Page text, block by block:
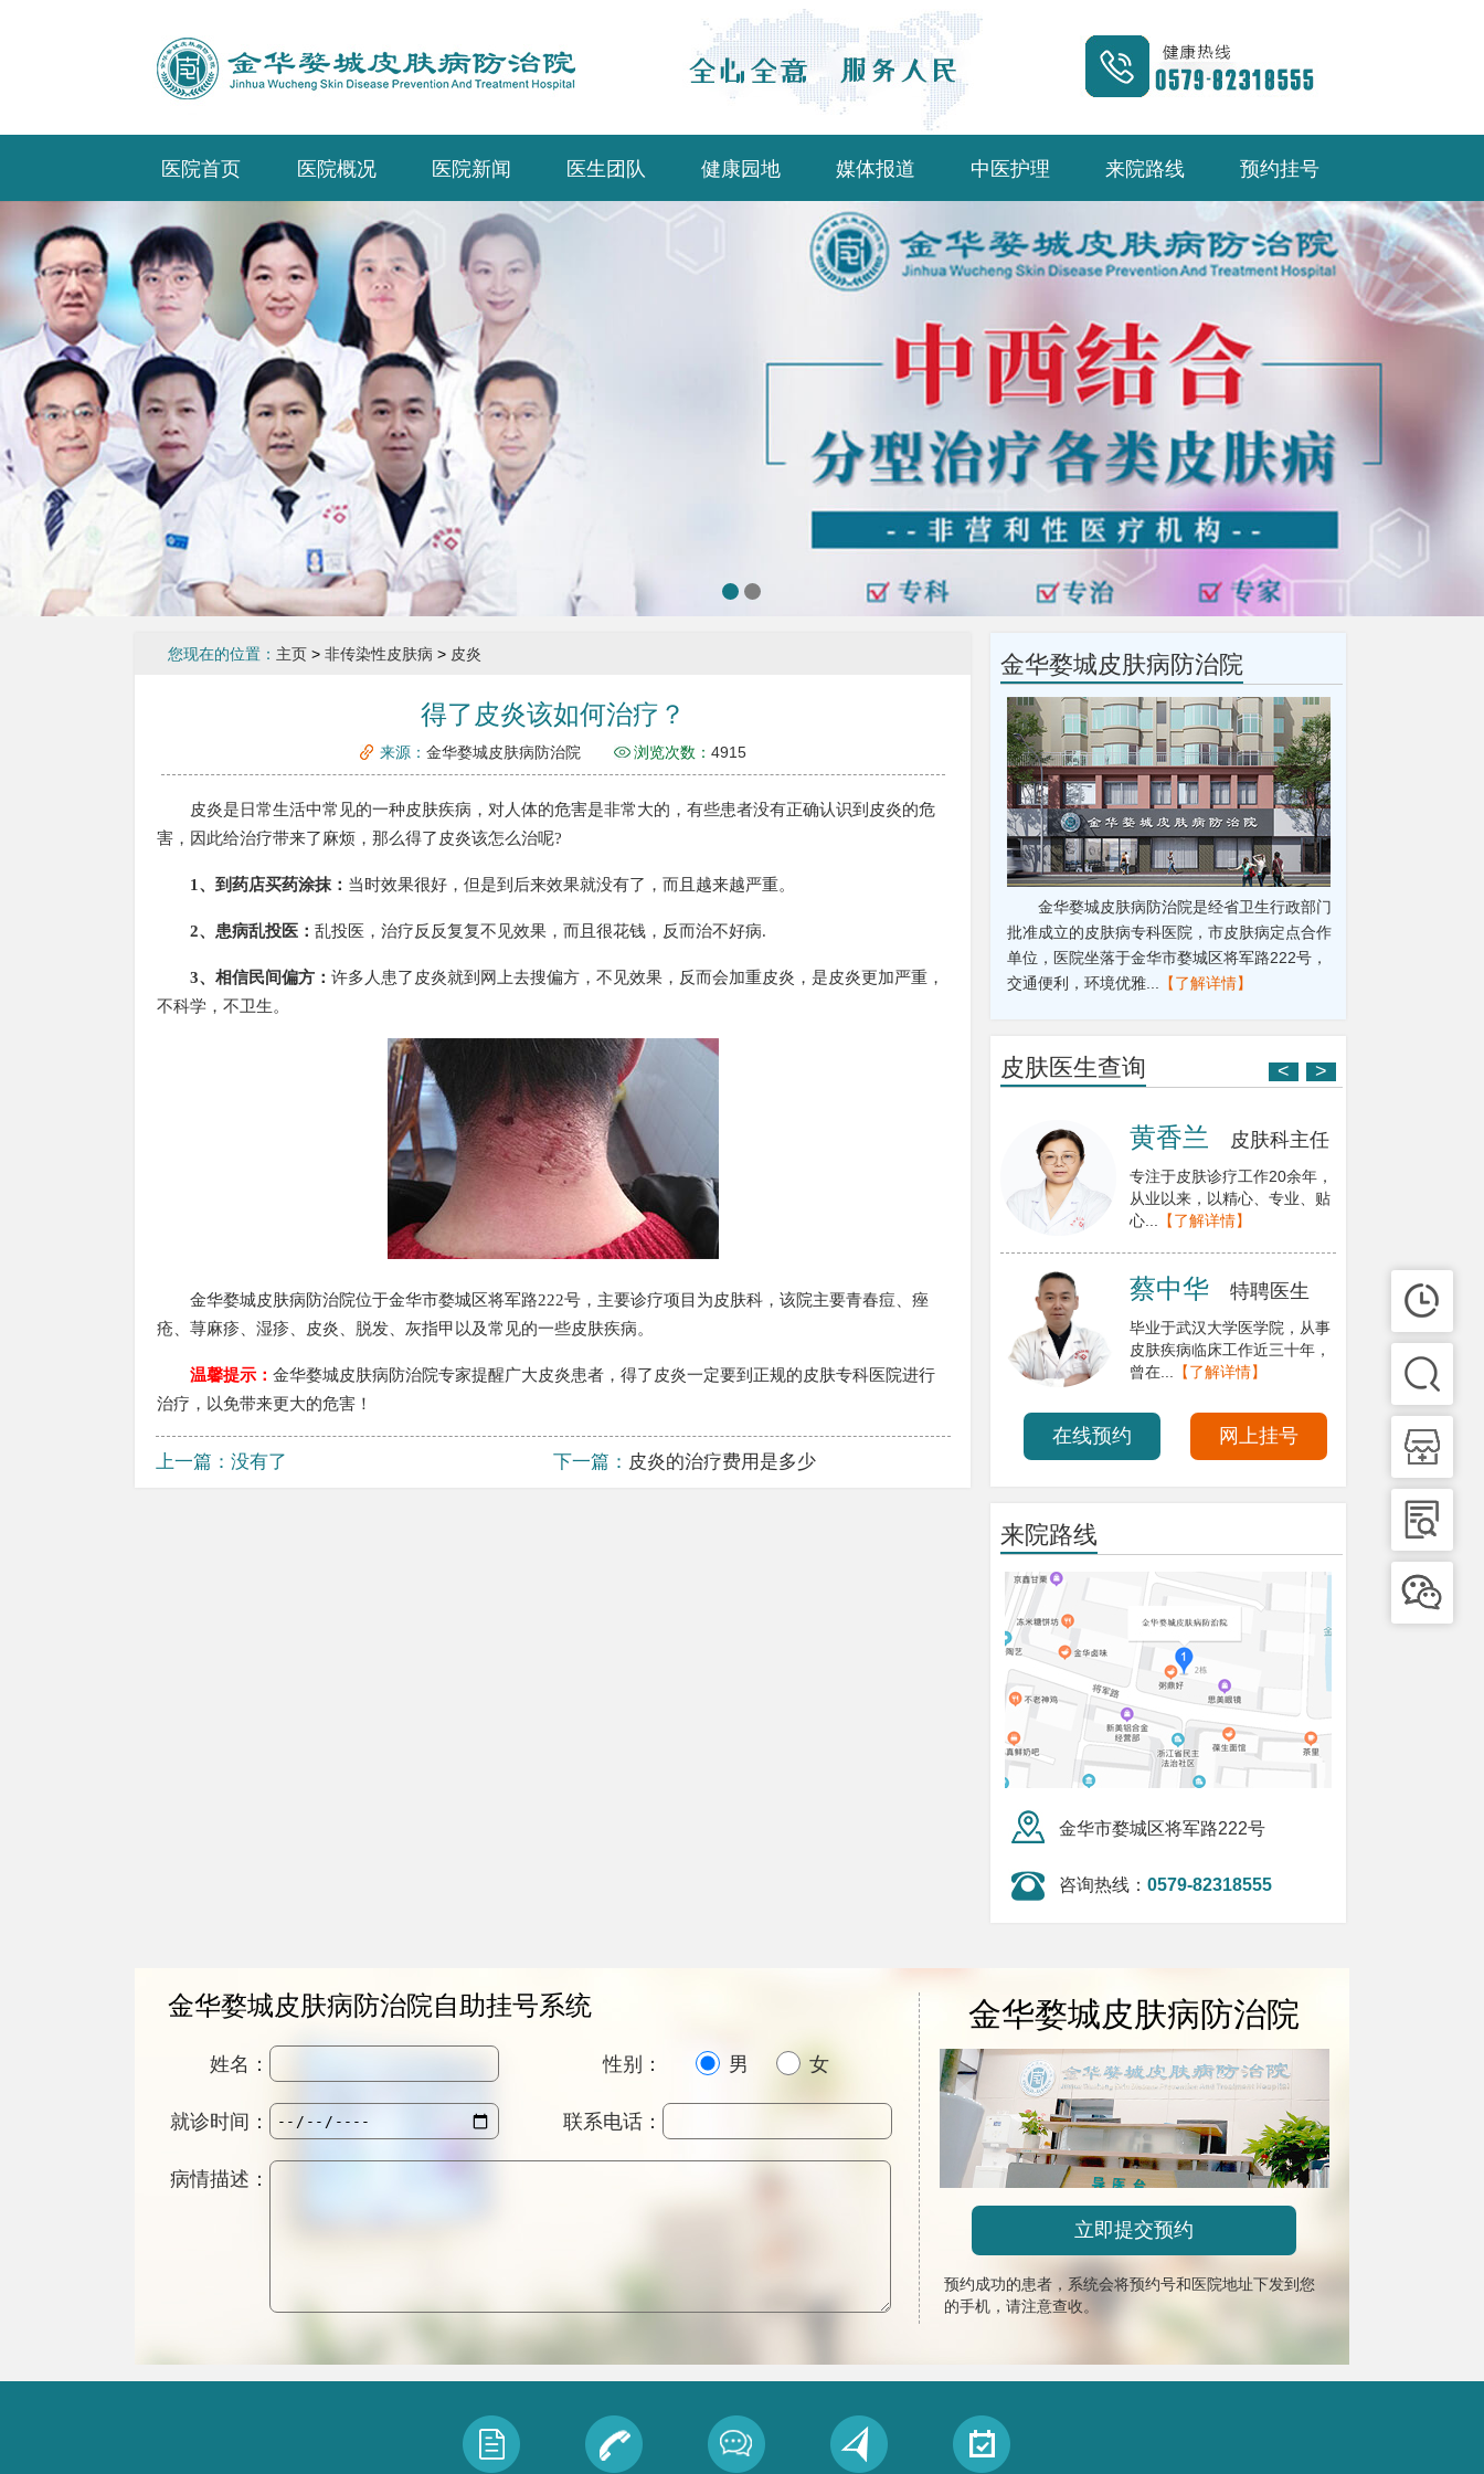
医院首页 医院概况 医院新闻 医生团队 健康园地 媒体报道 中医护理 来院路线 预约挂号
您现在的位置： 主页 > 非传染性皮肤病 > 皮炎
得了皮炎该如何治疗？
来源： 金华婺城皮肤病防治院 浏览次数： 4915
皮炎是日常生活中常见的一种皮肤疾病，对人体的危害是非常大的，有些患者没有正确认识到皮炎的危
害，因此给治疗带来了麻烦，那么得了皮炎该怎么治呢?
1、到药店买药涂抹： 当时效果很好，但是到后来效果就没有了，而且越来越严重。
2、患病乱投医： 乱投医，治疗反反复复不见效果，而且很花钱，反而治不好病.
3、相信民间偏方： 许多人患了皮炎就到网上去搜偏方，不见效果，反而会加重皮炎，是皮炎更加严重，
不科学，不卫生。
金华婺城皮肤病防治院位于金华市婺城区将军路222号，主要诊疗项目为皮肤科，该院主要青春痘、痤
疮、荨麻疹、湿疹、皮炎、脱发、灰指甲以及常见的一些皮肤疾病。
温馨提示： 金华婺城皮肤病防治院专家提醒广大皮炎患者，得了皮炎一定要到正规的皮肤专科医院进行
治疗，以免带来更大的危害！
上一篇：没有了 下一篇： 皮炎的治疗费用是多少
金华婺城皮肤病防治院
金华婺城皮肤病防治院是经省卫生行政部门
批准成立的皮肤病专科医院，市皮肤病定点合作
单位，医院坐落于金华市婺城区将军路222号，
交通便利，环境优雅...
【了解详情】
皮肤医生查询 >
<
熊志 皮肤科主任
疾...【了解详情】
黄香兰 皮肤科主任
专注于皮肤诊疗工作20余年，
从业以来，以精心、专业、贴
心...
【了解详情】
蔡中华 特聘医生
毕业于武汉大学医学院，从事
皮肤疾病临床工作近三十年，
曾在...
【了解详情】
在线预约 网上挂号
来院路线
金华市婺城区将军路222号
咨询热线： 0579-82318555
金华婺城皮肤病防治院自助挂号系统
姓名： 性别： 男 女
就诊时间： 联系电话：
病情描述：
金华婺城皮肤病防治院
预约成功的患者，系统会将预约号和医院地址下发到您
的手机，请注意查收。